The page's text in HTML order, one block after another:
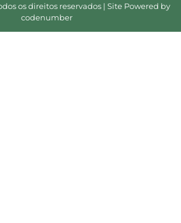
os direitos reservados | Site Powered by
codenumber